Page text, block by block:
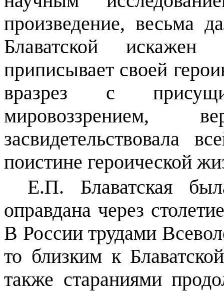
произведение, весьма
Блаватской искажен
приписывает своей
вразрез с
мировоззрением,
засвидетельствовала
поистине героической
Е.П. Блаватская
оправдана через
В России трудами
то близким к
также стараниями